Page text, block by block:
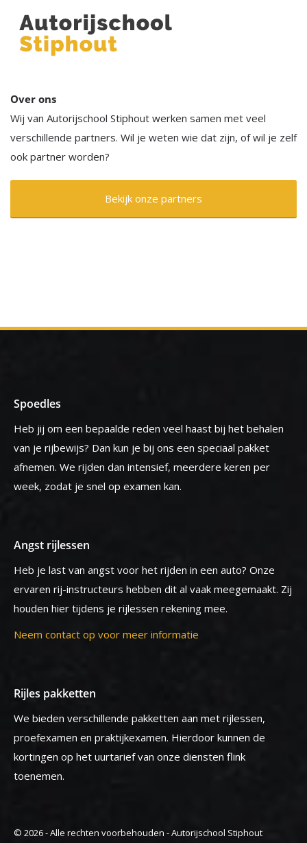
Over ons
Wij van Autorijschool Stiphout werken samen met veel
verschillende partners. Wil je weten wie dat zijn, of wil je zelf
ook partner worden?
Bekijk onze partners
Spoedles
Heb jij om een bepaalde reden veel haast bij het behalen
van je rijbewijs? Dan kun je bij ons een speciaal pakket
afnemen. We rijden dan intensief, meerdere keren per
week, zodat je snel op examen kan.
Angst rijlessen
Heb je last van angst voor het rijden in een auto? Onze
ervaren rij-instructeurs hebben dit al vaak meegemaakt. Zij
houden hier tijdens je rijlessen rekening mee.
Neem contact op voor meer informatie
Rijles pakketten
We bieden verschillende pakketten aan met rijlessen,
proefexamen en praktijkexamen. Hierdoor kunnen de
kortingen op het uurtarief van onze diensten flink
toenemen.
© 2026 - Alle rechten voorbehouden - Autorijschool Stiphout